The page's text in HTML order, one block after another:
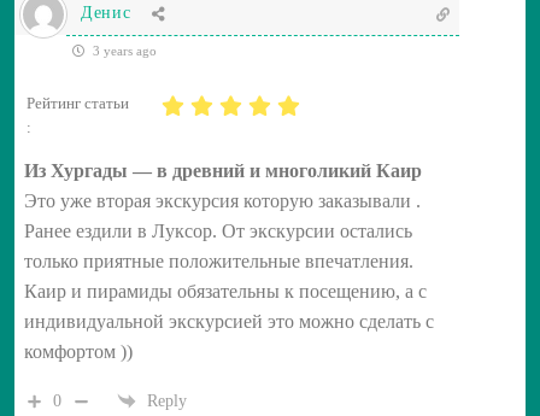
Денис
3 years ago
Рейтинг статьи
:
Из Хургады — в древний и многоликий Каир
Это уже вторая экскурсия которую заказывали .
Ранее ездили в Луксор. От экскурсии остались
только приятные положительные впечатления.
Каир и пирамиды обязательны к посещению, а с
индивидуальной экскурсией это можно сделать с
комфортом ))
0 Reply